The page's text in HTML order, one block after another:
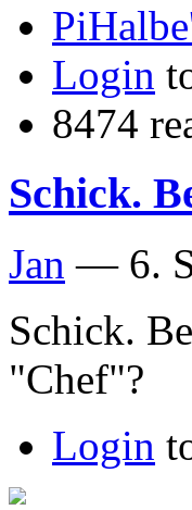
Login
8474
Schick.
Jan — 6.
Schick.
"Chef"?
Login